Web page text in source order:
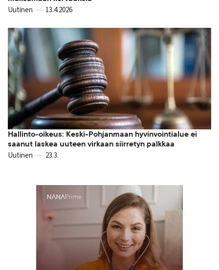
Uutinen 13.4.2026
Hallinto-oikeus: Keski-Pohjanmaan hyvinvointialue ei
saanut laskea uuteen virkaan siirretyn palkkaa
Uutinen 23.3.